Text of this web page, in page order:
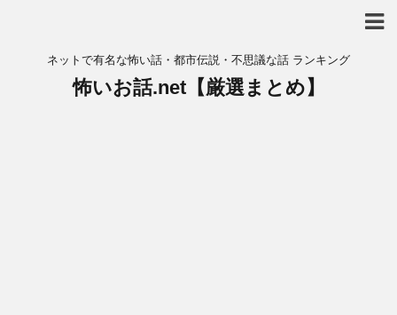
ネットで有名な怖い話・都市伝説・不思議な話 ランキング
怖いお話.net【厳選まとめ】